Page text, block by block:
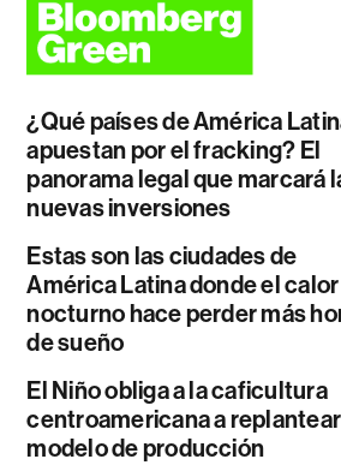
¿Qué países de América
apuestan por el fracking? El
panorama legal que marcará
nuevas inversiones
Estas son las ciudades de
América Latina donde el calor
nocturno hace perder más
de sueño
El Niño obliga a la caficultura
centroamericana a
modelo de producción